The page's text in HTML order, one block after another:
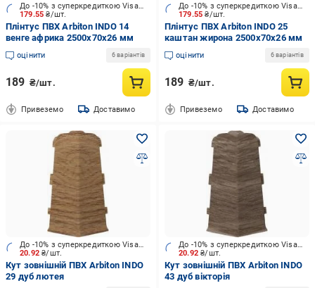
179.55₴/шт.
До -10% з суперкредиткою Visa Вигода
Плінтус ПВХ Arbiton INDO 14
венге африка 2500х70x26 мм
оцінити 6 варіантів
189 ₴/шт.
Привеземо Доставимо
179.55₴/шт.
До -10% з суперкредиткою Visa Вигода
Плінтус ПВХ Arbiton INDO 25
каштан жирона 2500х70x26 мм
оцінити 6 варіантів
189 ₴/шт.
Привеземо Доставимо
20.92₴/шт.
До -10% з суперкредиткою Visa Вигода
Кут зовнішній ПВХ Arbiton INDO
29 дуб лютея
20.92₴/шт.
До -10% з суперкредиткою Visa Вигода
Кут зовнішній ПВХ Arbiton INDO
43 дуб вікторія